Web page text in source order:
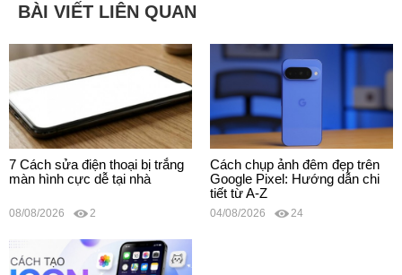
BÀI VIẾT LIÊN QUAN
7 Cách sửa điện thoại bị trắng
màn hình cực dễ tại nhà
08/08/2026 2
Cách chụp ảnh đêm đẹp trên
Google Pixel: Hướng dẫn chi
tiết từ A-Z
04/08/2026 24